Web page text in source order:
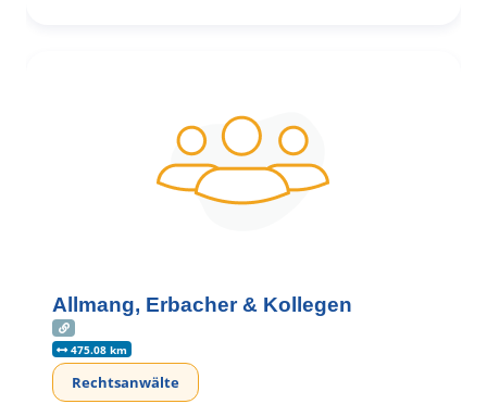
Allmang, Erbacher & Kollegen
475.08 km
Rechtsanwälte